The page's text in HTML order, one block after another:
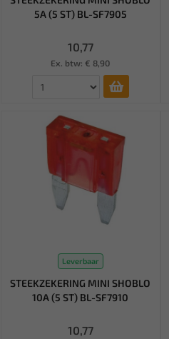
5A (5 ST) BL-SF7905
10,77
Ex. btw: € 8,90
Leverbaar
STEEKZEKERING MINI SHOBLO
10A (5 ST) BL-SF7910
10,77